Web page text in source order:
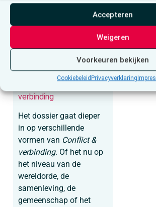
Accepteren
Weigeren
Voorkeuren bekijken
Cookiebeleid Privacyverklaring
geven een inkijk in hun
werk. Columnisten Kurt
Van Eeghem en Tinneke
Conflict &
verbinding
Het dossier gaat dieper
in op verschillende
vormen van Conflict &
verbinding. Of het nu op
het niveau van de
wereldorde, de
samenleving, de
gemeenschap of het